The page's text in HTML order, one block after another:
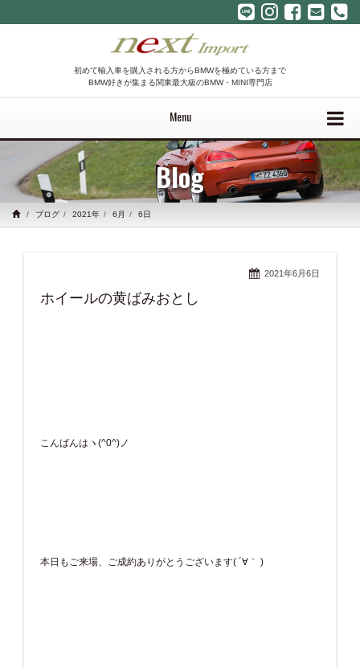
初めて輸入車を購入される方からBMWを極めている方まで
BMW好きが集まる関東最大級のBMW・MINI専門店
Menu
Blog
ブログ 2021年 6月 6日
2021年6月6日
ホイールの黄ばみおとし
こんばんはヽ(^0^)ノ
本日もご来場、ご成約ありがとうございます( ´∀｀ )